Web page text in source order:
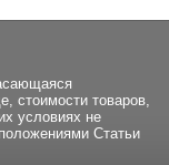
стоимости товаров,
условиях не
Статьи